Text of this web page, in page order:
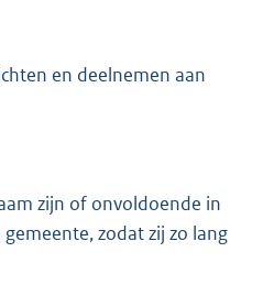
en deelnemen aan
zijn of onvoldoende in
zodat zij zo lang